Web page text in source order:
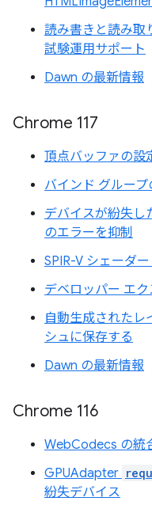
読み書きと読み取
試験運用サポート
Dawn の最新情報
Chrome 117
頂点バッファの設
バインド グルー
デバイスが紛失し
のエラーを抑制
SPIR-V シェーダ
デベロッパー エ
自動生成されたレ
シュに保存する
Dawn の最新情報
Chrome 116
WebCodecs の統
GPUAdapter
紛失デバイス